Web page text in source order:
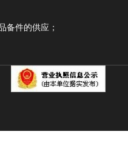
备件的供应；